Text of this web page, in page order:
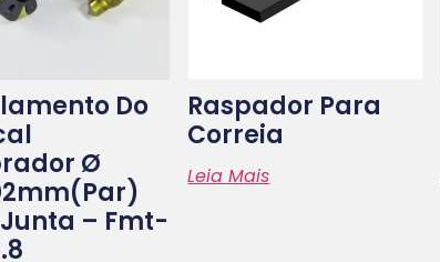
Do
Ø
– Fmt-
Raspador Para
Correia
Leia Mais